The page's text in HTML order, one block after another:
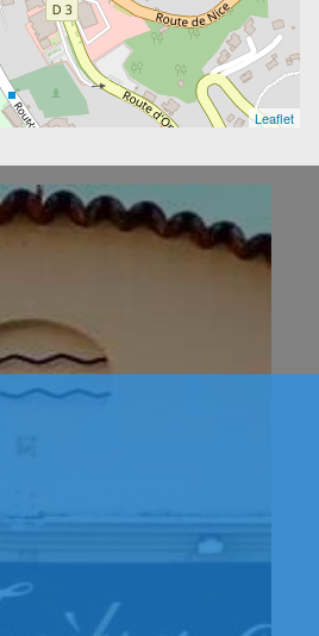
Leaflet